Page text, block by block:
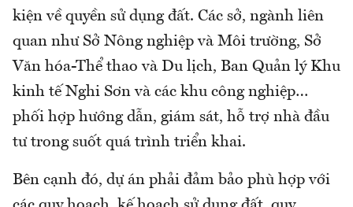
kiện về quyền sử dụng đất. Các sở, ngành liên
quan như Sở Nông nghiệp và Môi trường, Sở
Văn hóa-Thể thao và Du lịch, Ban Quản lý Khu
kinh tế Nghi Sơn và các khu công nghiệp…
phối hợp hướng dẫn, giám sát, hỗ trợ nhà đầu
tư trong suốt quá trình triển khai.
Bên cạnh đó, dự án phải đảm bảo phù hợp với